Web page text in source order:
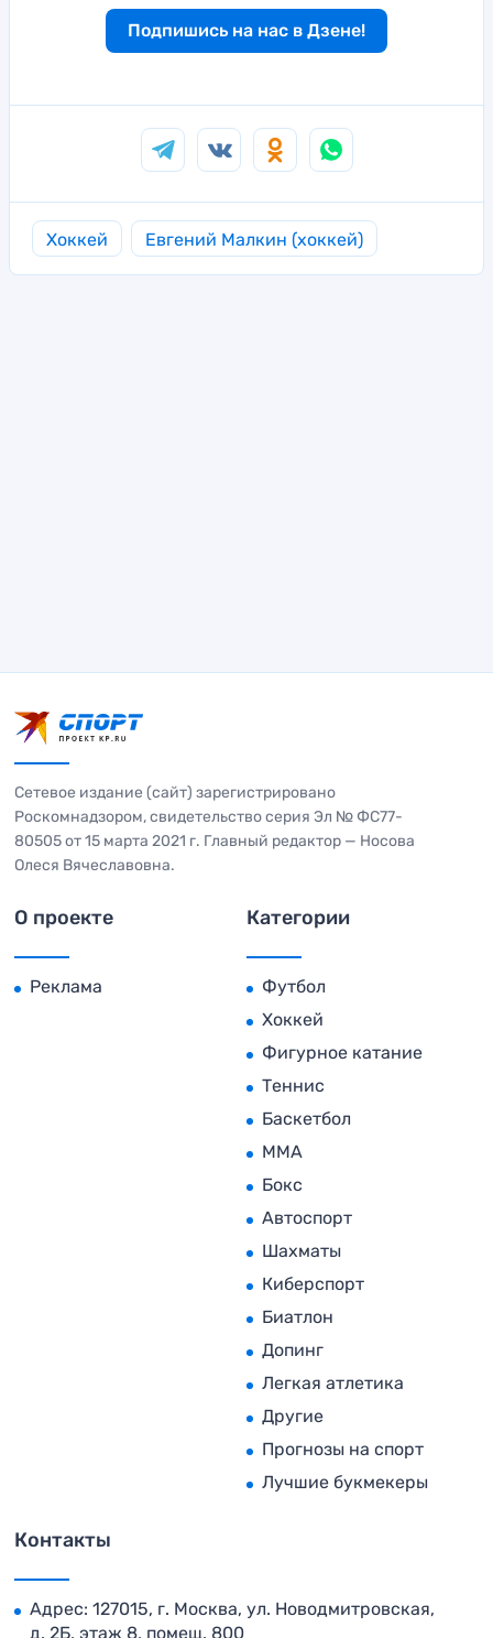
Подпишись на нас в Дзене!
Хоккей Евгений Малкин (хоккей)
Сетевое издание (сайт) зарегистрировано
Роскомнадзором, свидетельство серия Эл № ФС77-
80505 от 15 марта 2021 г. Главный редактор — Носова
Олеся Вячеславовна.
О проекте
Реклама
Категории
Футбол
Хоккей
Фигурное катание
Теннис
Баскетбол
MMA
Бокс
Автоспорт
Шахматы
Киберспорт
Биатлон
Допинг
Легкая атлетика
Другие
Прогнозы на спорт
Лучшие букмекеры
Контакты
Адрес: 127015, г. Москва, ул. Новодмитровская,
д. 2Б, этаж 8, помещ. 800